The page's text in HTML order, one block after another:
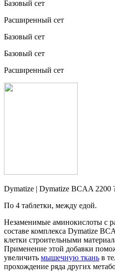
Базовый сет
Расширенный сет
Базовый сет
Базовый сет
Расширенный сет
Dymatize | Dymatize BCAA 2200
По 4 таблетки, между едой.
Незаменимые аминокислоты с
составе комплекса Dymatize
клетки строительными
Применение этой добавки
увеличить мышечную ткань в
прохождение ряда других